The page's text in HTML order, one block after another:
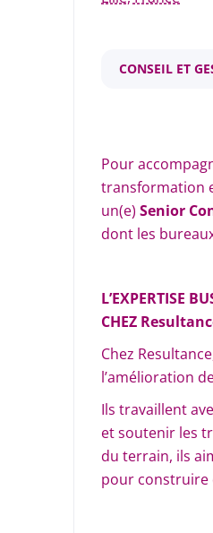
CONSEIL ET
Pour
transformation
un(e) Senior
dont les
L’EXPERTISE
CHEZ
Chez
l’amélioration
Ils travaillent
et soutenir les
du terrain, ils
pour construire